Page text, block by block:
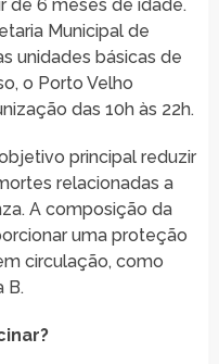
de 6 meses de idade.
Municipal de
unidades básicas de
o Porto Velho
das 10h às 22h.
principal reduzir
relacionadas a
A composição da
uma proteção
circulação, como
B.